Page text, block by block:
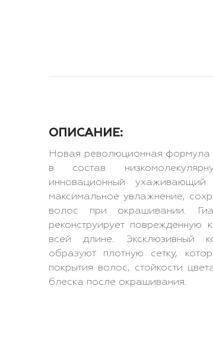
ОПИСАНИЕ:
Новая революционная формула
в состав
инновационный ухаживающий
максимальное увлажнение,
волос при окрашивании.
реконструирует поврежденную
всей длине. Эксклюзивный
образуют плотную сетку,
покрытия волос, стойкости
блеска после окрашивания.